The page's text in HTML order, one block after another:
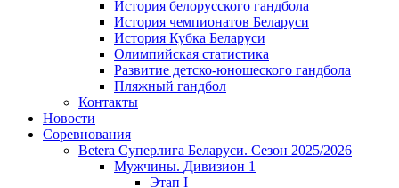
История белорусского гандбола
История чемпионатов Беларуси
История Кубка Беларуси
Олимпийская статистика
Развитие детско-юношеского гандбола
Пляжный гандбол
Контакты
Новости
Соревнования
Betera Суперлига Беларуси. Сезон 2025/2026
Мужчины. Дивизион 1
Этап I